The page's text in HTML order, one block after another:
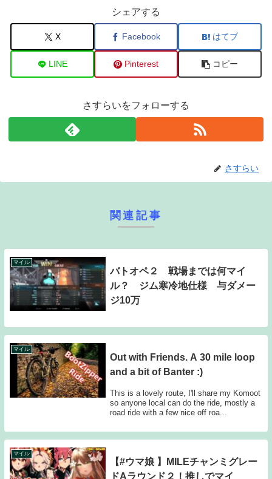
シェアする
X Facebook はてブ
LINE Pinterest コピー
さすらいをフォローする
さすらい
関連記事
マイル
バトオペ２ 戦場までは何マイ
ル？ ジム寒冷地仕様 与ダメー
ジ10万
マイル
Out with Friends. A 30 mile loop
and a bit of Banter :)
This is a lovely route, I'll share my Komoot
so anyone local can do the ride, mostly a
road ride with a few nice off roa...
マイル
【#ウマ娘 】MILEチャンミグレー
ドAラウンド２！推しでマイ